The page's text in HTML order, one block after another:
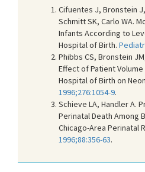
Cifuentes J, Bronstein
Schmitt SK, Carlo WA.
Infants According to
Hospital of Birth.
Phibbs CS, Bronstein
Effect of Patient
Hospital of Birth on
1996;276:1054-9.
Schieve LA, Handler A.
Perinatal Death Among
Chicago-Area Perinatal
1996;88:356-63.